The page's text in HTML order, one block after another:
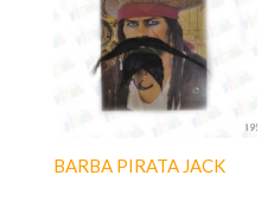
BARBA PIRATA JACK